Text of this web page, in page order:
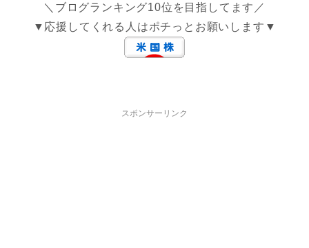
＼ブログランキング10位を目指してます／
▼応援してくれる人はポチっとお願いします▼
スポンサーリンク